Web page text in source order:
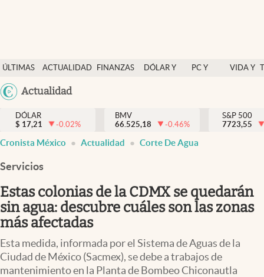
ÚLTIMAS
NOTICIAS
ACTUALIDAD
FINANZAS
DÓLAR Y
PC Y
VIDA Y
México
Actualidad
Actualidad
Finanzas y economía
Dólar y mercados
Pc y celular
Vida y estilo
Tv
Clima
DÓLAR
$ 17,21 -0.02%
BMV
66.525,18
-0.46%
S&P 500
7723,55
Cronista México Actualidad Corte De Agua
Servicios
Estas colonias de la CDMX se quedarán
sin agua: descubre cuáles son las zonas
más afectadas
Esta medida, informada por el Sistema de Aguas de la
Ciudad de México (Sacmex), se debe a trabajos de
mantenimiento en la Planta de Bombeo Chiconautla